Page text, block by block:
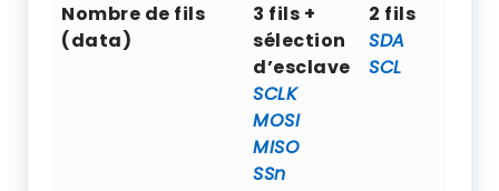
Nombre de fils
(data)
3 fils +
sélection
d’esclave
SCLK
MOSI
MISO
SSn
2 fils
SDA
SCL